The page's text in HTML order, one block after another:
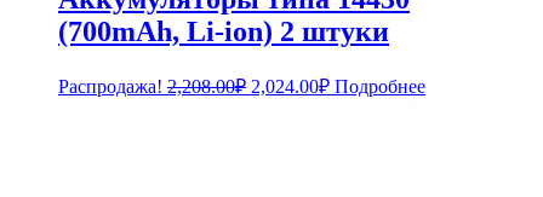
(700mAh, Li-ion) 2 штуки
Распродажа! 2,208.00₽ Первоначальная
2,024.00₽Текущая
цена:
Подробнее